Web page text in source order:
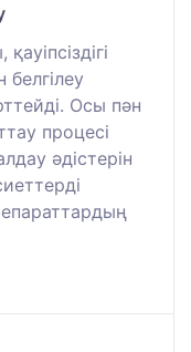
белгілеу
Осы пән
процесі
әдістерін